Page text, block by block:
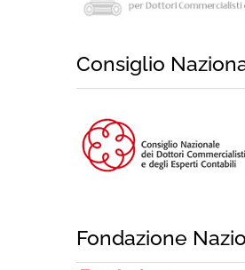
Consiglio
Fondazione